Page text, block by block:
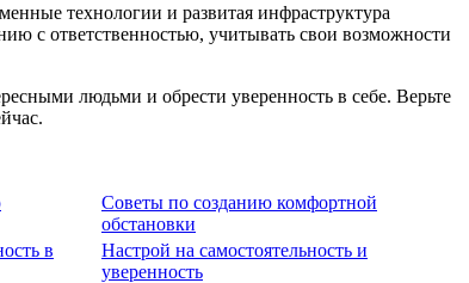
технологии и развитая инфраструктура
с ответственностью, учитывать свои возможности
людьми и обрести уверенность в себе. Верьте
Советы по созданию комфортной
обстановки
в
Настрой на самостоятельность и
уверенность